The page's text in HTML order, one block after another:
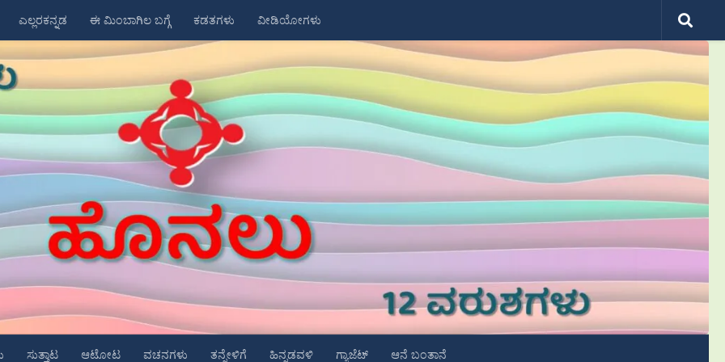
ಎಲ್ಲರಕನ್ನಡ ಈ ಮಿಂಬಾಗಿಲ ಬಗ್ಗೆ ಕಡತಗಳು ವೀಡಿಯೋಗಳು
ಸುತ್ತಾಟ ಆಟೋಟ ವಚನಗಳು ತನ್ನೇಳಿಗೆ ಹಿನ್ನಡವಳಿ ಗ್ಯಾಜೆಟ್ ಆನೆ ಬಂತಾನೆ